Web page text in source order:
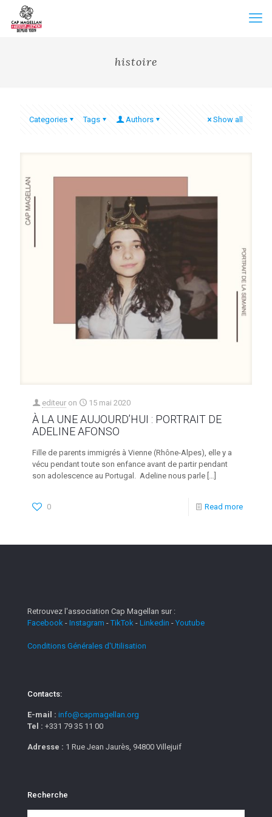
histoire
Categories Tags Authors Show all
editeur on 15 mai 2020
À LA UNE AUJOURD’HUI : PORTRAIT DE
ADELINE AFONSO
Fille de parents immigrés à Vienne (Rhône-Alpes), elle y a
vécu pendant toute son enfance avant de partir pendant
son adolescence au Portugal. Adeline nous parle […]
0 Read more
Retrouvez l'association Cap Magellan sur :
Facebook - Instagram -TikTok - Linkedin - Youtube
Conditions Générales d'Utilisation
Contacts:
E-mail : info@capmagellan.org
Tel : +331 79 35 11 00
Adresse : 1 Rue Jean Jaurès, 94800 Villejuif
Recherche